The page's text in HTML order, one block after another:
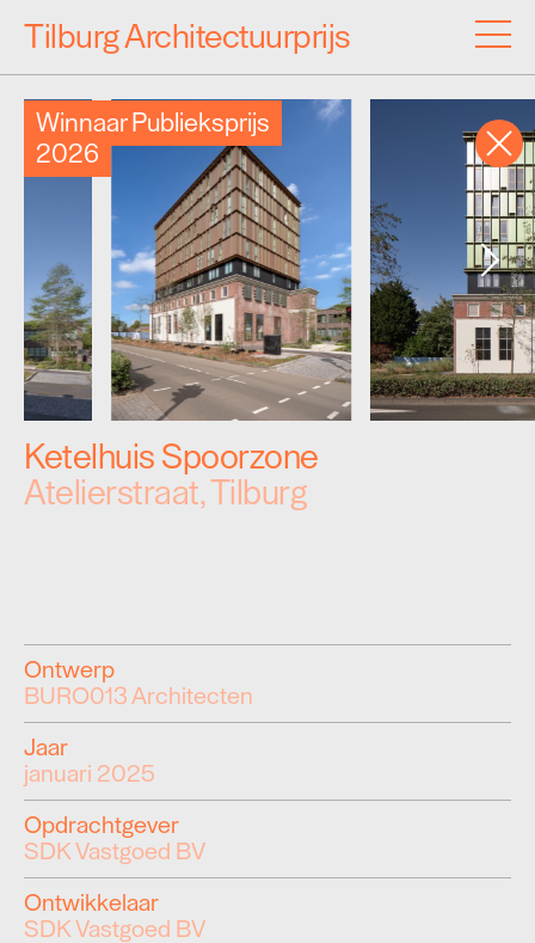
Inzendingen
Programma
Over de Architectuurprijs
Tilburg Architectuurprijs
Winnaar Publieksprijs
2026
Ketelhuis Spoorzone
Atelierstraat, Tilburg
Ontwerp
BURO013 Architecten
Jaar
januari 2025
Opdrachtgever
SDK Vastgoed BV
Ontwikkelaar
SDK Vastgoed BV